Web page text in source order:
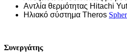
Αντλία θερμότητας Hitachi
Ηλιακό σύστημα Theros
Συνεργάτης